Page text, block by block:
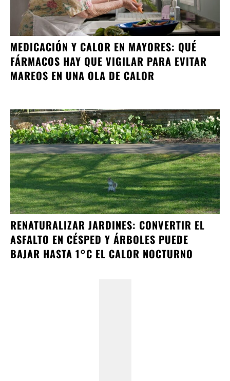
MEDICACIÓN Y CALOR EN MAYORES: QUÉ
FÁRMACOS HAY QUE VIGILAR PARA EVITAR
MAREOS EN UNA OLA DE CALOR
RENATURALIZAR JARDINES: CONVERTIR EL
ASFALTO EN CÉSPED Y ÁRBOLES PUEDE
BAJAR HASTA 1°C EL CALOR NOCTURNO